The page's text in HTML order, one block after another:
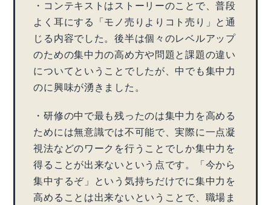
・コンテキストはストーリーのことで、普段
よく耳にする「モノ売りよりコト売り」と通
じる内容でした。後半は個々のレベルアップ
のための集中力の高め方や問題と課題の違い
についてということでしたが、中でも集中力
のに興味が湧きました。
・研修の中で最も残ったのは集中力を高める
ためには無意識では不可能で、実際に一点凝
視法などのワークを行うことでしか集中力を
得ることが出来ないという点です。「今から
集中するぞ」という気持ちだけでに集中力を
高めることは出来ないということで、職場ま